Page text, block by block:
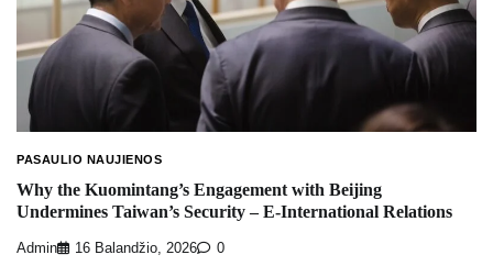
PASAULIO NAUJIENOS
Why the Kuomintang’s Engagement with Beijing
Undermines Taiwan’s Security – E-International Relations
Admin 16 Balandžio, 2026 0